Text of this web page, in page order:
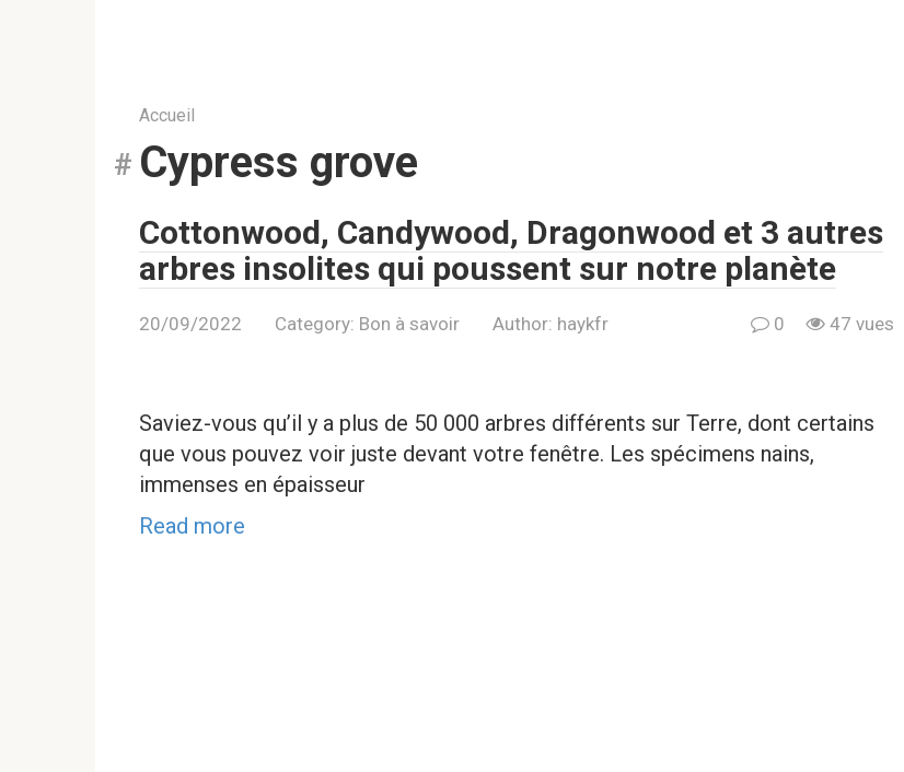
Accueil
Cypress grove
Cottonwood, Candywood, Dragonwood et 3 autres
arbres insolites qui poussent sur notre planète
20/09/2022 Category: Bon à savoir Author: haykfr 0 47 vues
Saviez-vous qu’il y a plus de 50 000 arbres différents sur Terre, dont certains
que vous pouvez voir juste devant votre fenêtre. Les spécimens nains,
immenses en épaisseur
Read more